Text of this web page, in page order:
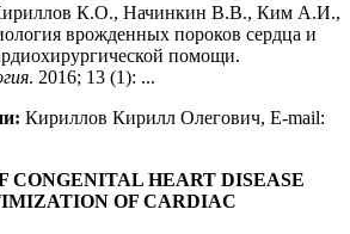
К.О., Начинкин В.В., Ким А.И.,
врожденных пороков сердца и
помощи.
. 2016; 13 (1): ...
Кириллов Кирилл Олегович, E-mail:
CONGENITAL HEART DISEASE
OF CARDIAC